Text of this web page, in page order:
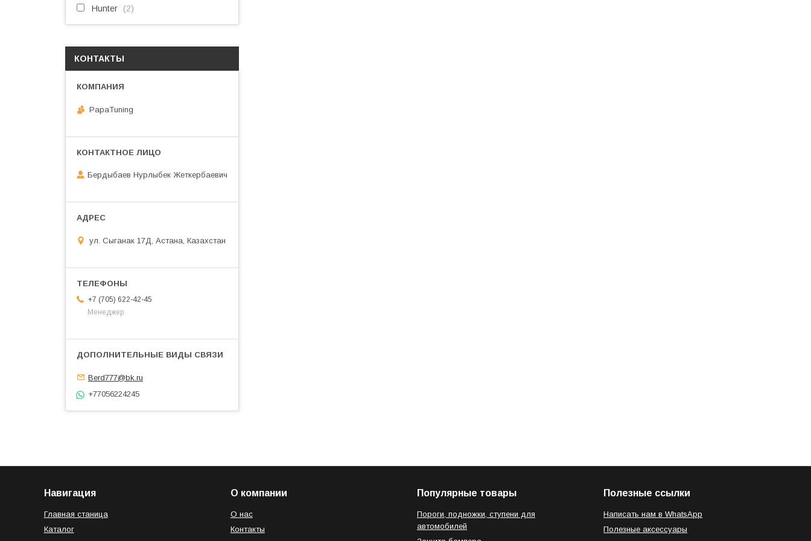
Hunter 2
КОНТАКТЫ
PapaTuning
Бердыбаев Нурлыбек Жеткербаевич
ул. Сыганак 17Д, Астана, Казахстан
+7 (705) 622-42-45
Менеджер
Berd777@bk.ru
+77056224245
Навигация
Главная станица
Каталог
О компании
О нас
Контакты
Популярные товары
Пороги, подножки, ступени для
автомобилей
Полезные ссылки
Написать нам в WhatsApp
Полезные аксессуары